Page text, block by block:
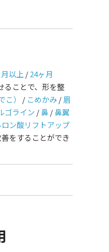
以上 /24ヶ月
ることで、形を整
こ） / こめかみ/眉
ゴライン /鼻/鼻翼
ロン酸リフトアップ
をすることができ